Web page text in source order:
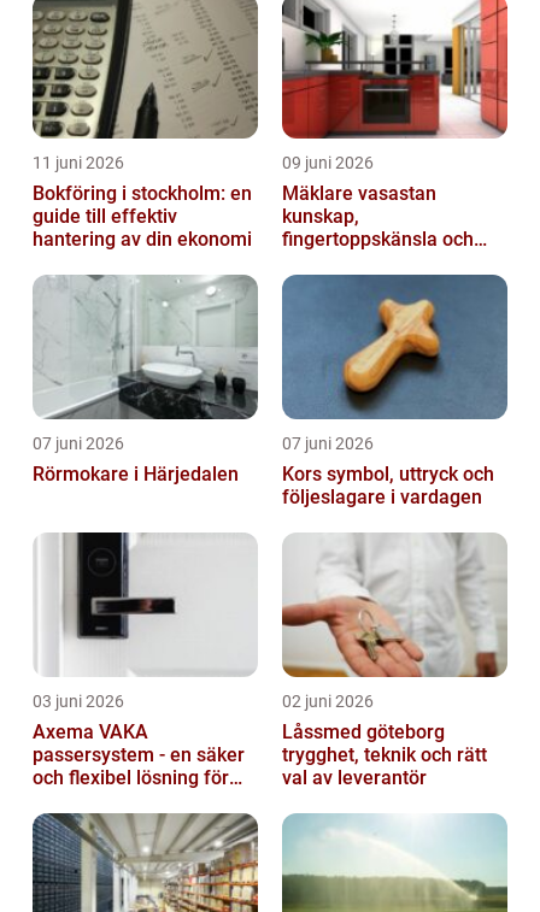
11 juni 2026
Bokföring i stockholm: en
guide till effektiv
hantering av din ekonomi
09 juni 2026
Mäklare vasastan
kunskap,
fingertoppskänsla och
07 juni 2026
Rörmokare i Härjedalen
07 juni 2026
Kors symbol, uttryck och
följeslagare i vardagen
03 juni 2026
Axema VAKA
passersystem - en säker
och flexibel lösning för
02 juni 2026
Låssmed göteborg
trygghet, teknik och rätt
val av leverantör